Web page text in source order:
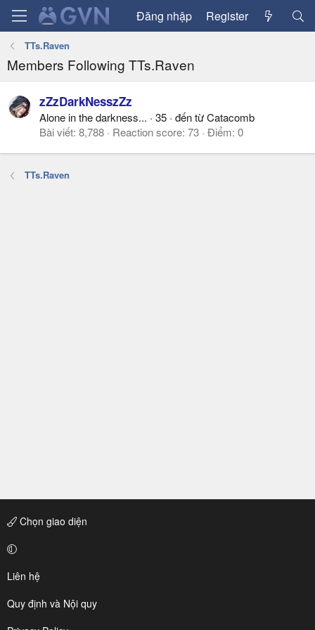
Đăng nhập Register
TTs.Raven
Members Following TTs.Raven
zZzDarkNesszZz
Alone in the darkness... · 35 · đến từCatacomb
Bài viết 8,788 Reaction score 73 Điểm 0
TTs.Raven
Chọn giao diện
Liên hệ
Quy định và Nội quy